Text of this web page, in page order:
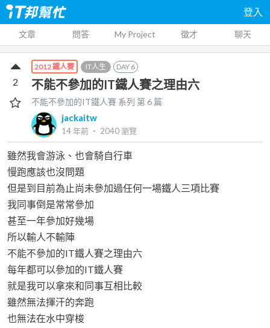
登入
文章 問答 My Project 徵才 聊天
2012 鐵人賽 IT人生 DAY 6
不能不參加的IT鐵人賽之理由六
不能不參加的IT鐵人賽 系列 第6 篇
jackaitw
14 年前 ‧ 2040瀏覽
2
雖然我會游泳、也會騎自行車
慢跑應該也沒問題
但是到目前為止尚未參加過任何一場鐵人三項比賽
我同事倒是常常參加
甚至一年參加好幾場
所以輸人不輸陣
不能不參加的IT鐵人賽之理由六
每年都可以參加的IT鐵人賽
就是我可以拿來和同事互相比較
雖然無法揮汗的奔跑
也無法在水中穿梭